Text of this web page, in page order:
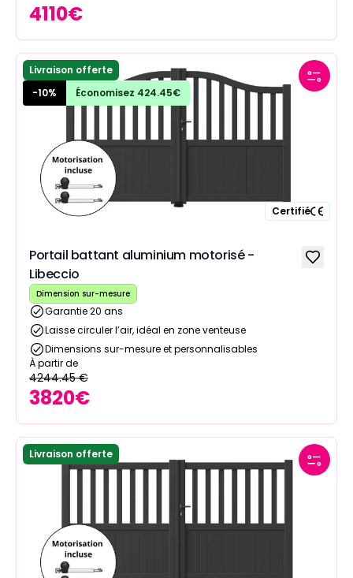
4110€
Livraison offerte
-10% Économisez 424.45€
Certifié
Portail battant aluminium motorisé -
Libeccio
Dimension sur-mesure
Garantie 20 ans
Laisse circuler l’air, idéal en zone venteuse
Dimensions sur-mesure et personnalisables
À partir de
4244.45€
3820€
Livraison offerte